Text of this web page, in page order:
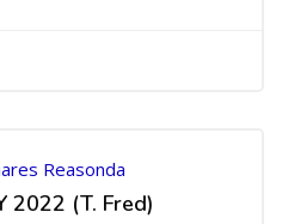
Reasonda
2022 (T. Fred)